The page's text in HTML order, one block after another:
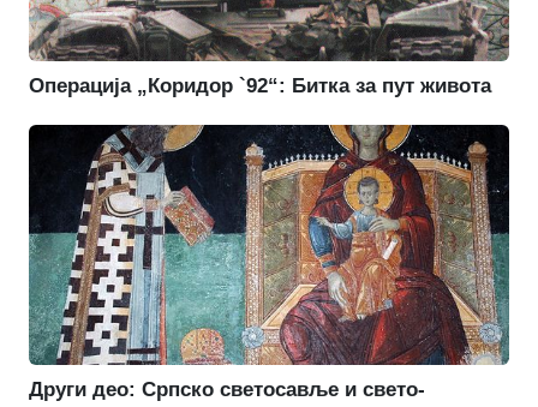
Операција „Коридор `92“: Битка за пут живота
Други део: Српско светосавље и свето-